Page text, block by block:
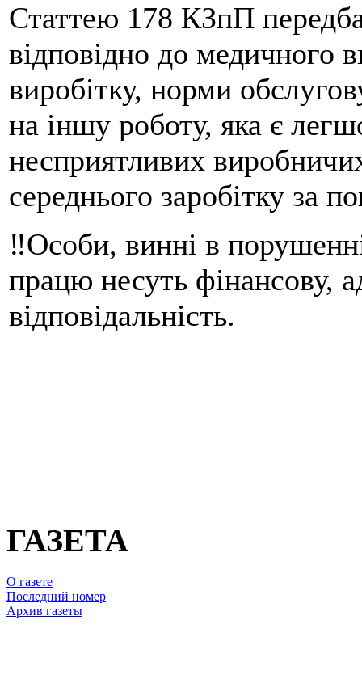
Статтею 178 КЗпП
відповідно до медичного
виробітку, норми
на іншу роботу, яка є
несприятливих
середнього заробітку за
‼Особи, винні в
працю несуть фінансову,
відповідальність.
ГАЗЕТА
О газете
Последний номер
Архив газеты